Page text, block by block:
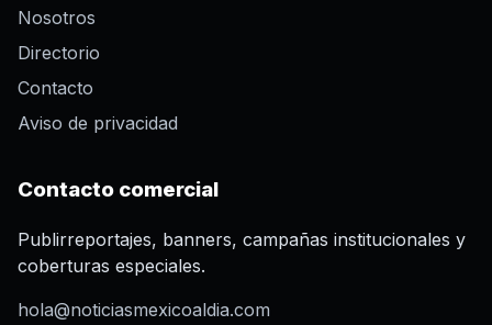
Nosotros
Directorio
Contacto
Aviso de privacidad
Contacto comercial
Publirreportajes, banners, campañas institucionales y
coberturas especiales.
hola@noticiasmexicoaldia.com